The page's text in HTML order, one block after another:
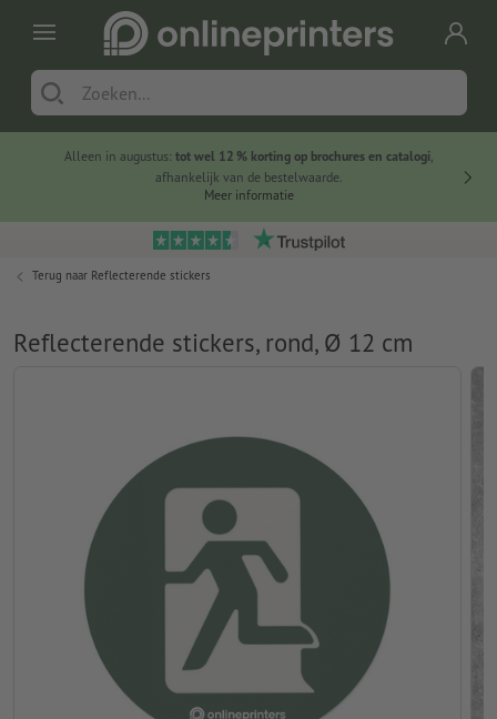
Alleen in augustus: tot wel 12 % korting op brochures en catalogi,
afhankelijk van de bestelwaarde.
Meer informatie
Terug naar Reflecterende stickers
Reflecterende stickers, rond, Ø 12 cm